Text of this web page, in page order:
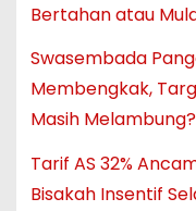
Bertahan atau
Swasembada
Membengkak,
Masih Melambung?
Tarif AS 32%
Bisakah Insentif